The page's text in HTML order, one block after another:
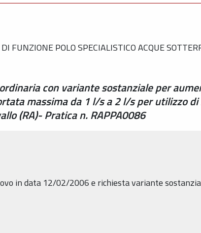
FUNZIONE POLO SPECIALISTICO ACQUE
con variante sostanziale per
massima da 1 l/s a 2 l/s per utilizzo
(RA)- Pratica n. RAPPA0086
in data 12/02/2006 e richiesta variante